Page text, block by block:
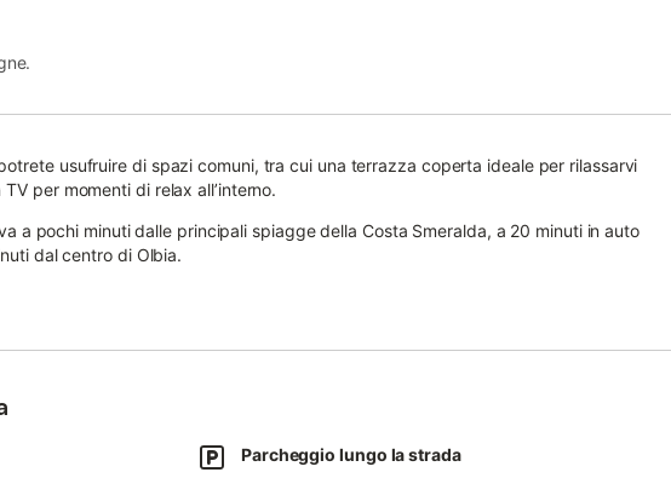
usufruire di spazi comuni, tra cui una terrazza coperta ideale per rilassarvi
per momenti di relax all’interno.
a pochi minuti dalle principali spiagge della Costa Smeralda, a 20 minuti in auto
dal centro di Olbia.
sono raggiungibili in meno di un’ora di macchina.
della proprietaria, si trovano al primo piano e sono separate dal resto della casa.
Parcheggio lungo la strada